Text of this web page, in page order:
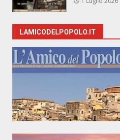
LAMICODELPOPOLO.IT